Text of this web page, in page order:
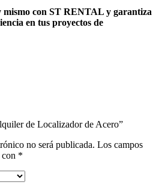
mismo con ST RENTAL y garantiza
en tus proyectos de
de Localizador de Acero”
no será publicada. Los campos
*